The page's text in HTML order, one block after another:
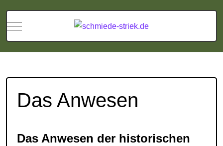
Mobile Menu Toggle
Das Anwesen
Das Anwesen der historischen